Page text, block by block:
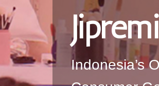
Indonesia’s